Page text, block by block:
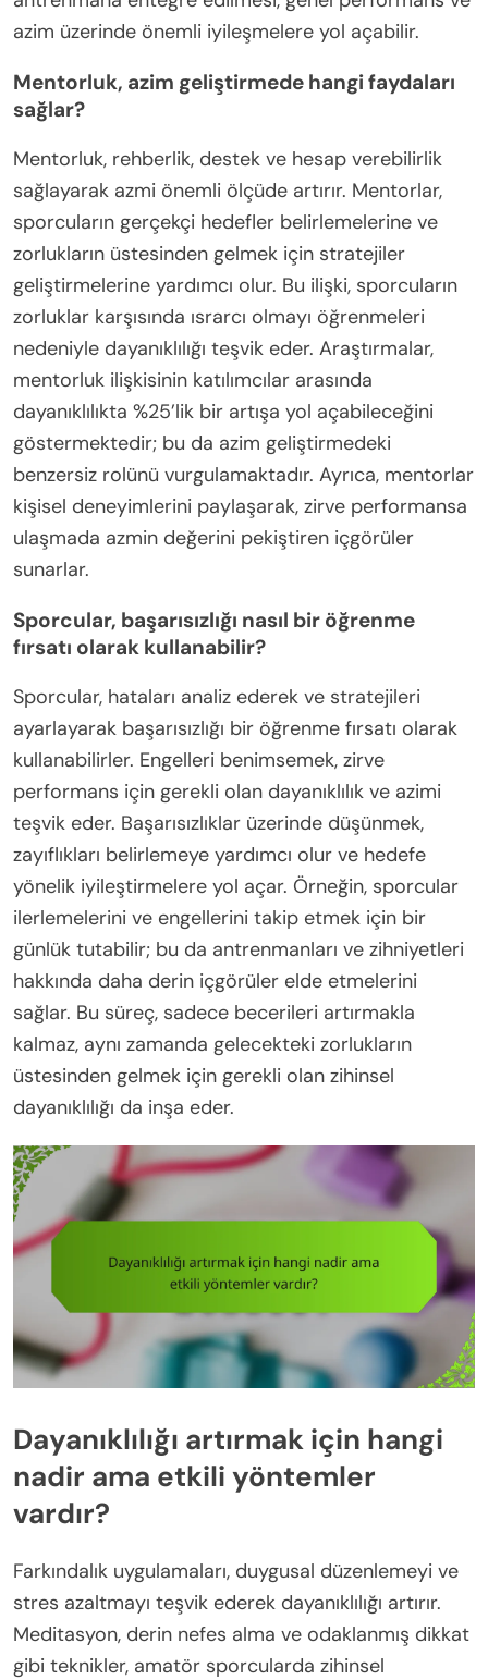
azim üzerinde önemli iyileşmelere yol açabilir.
Mentorluk, azim geliştirmede hangi faydaları
sağlar?
Mentorluk, rehberlik, destek ve hesap verebilirlik
sağlayarak azmi önemli ölçüde artırır. Mentorlar,
sporcuların gerçekçi hedefler belirlemelerine ve
zorlukların üstesinden gelmek için stratejiler
geliştirmelerine yardımcı olur. Bu ilişki, sporcuların
zorluklar karşısında ısrarcı olmayı öğrenmeleri
nedeniyle dayanıklılığı teşvik eder. Araştırmalar,
mentorluk ilişkisinin katılımcılar arasında
dayanıklılıkta %25’lik bir artışa yol açabileceğini
göstermektedir; bu da azim geliştirmedeki
benzersiz rolünü vurgulamaktadır. Ayrıca, mentorlar
kişisel deneyimlerini paylaşarak, zirve performansa
ulaşmada azmin değerini pekiştiren içgörüler
sunarlar.
Sporcular, başarısızlığı nasıl bir öğrenme
fırsatı olarak kullanabilir?
Sporcular, hataları analiz ederek ve stratejileri
ayarlayarak başarısızlığı bir öğrenme fırsatı olarak
kullanabilirler. Engelleri benimsemek, zirve
performans için gerekli olan dayanıklılık ve azimi
teşvik eder. Başarısızlıklar üzerinde düşünmek,
zayıflıkları belirlemeye yardımcı olur ve hedefe
yönelik iyileştirmelere yol açar. Örneğin, sporcular
ilerlemelerini ve engellerini takip etmek için bir
günlük tutabilir; bu da antrenmanları ve zihniyetleri
hakkında daha derin içgörüler elde etmelerini
sağlar. Bu süreç, sadece becerileri artırmakla
kalmaz, aynı zamanda gelecekteki zorlukların
üstesinden gelmek için gerekli olan zihinsel
dayanıklılığı da inşa eder.
Dayanıklılığı artırmak için hangi
nadir ama etkili yöntemler
vardır?
Farkındalık uygulamaları, duygusal düzenlemeyi ve
stres azaltmayı teşvik ederek dayanıklılığı artırır.
Meditasyon, derin nefes alma ve odaklanmış dikkat
gibi teknikler, amatör sporcularda zihinsel